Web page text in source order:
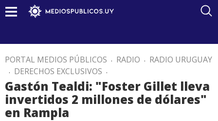
PORTAL MEDIOS PÚBLICOS . RADIO . RADIO URUGUAY
. DERECHOS EXCLUSIVOS .
Gastón Tealdi: "Foster Gillet lleva
invertidos 2 millones de dólares"
en Rampla